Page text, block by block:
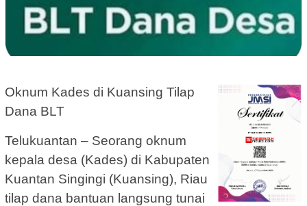
Oknum Kades di Kuansing Tilap
Dana BLT
Telukuantan – Seorang oknum
kepala desa (Kades) di Kabupaten
Kuantan Singingi (Kuansing), Riau
tilap dana bantuan langsung tunai